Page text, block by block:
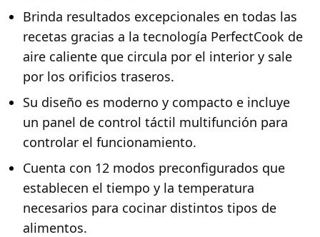
Brinda resultados excepcionales en todas las
recetas gracias a la tecnología PerfectCook de
aire caliente que circula por el interior y sale
por los orificios traseros.
Su diseño es moderno y compacto e incluye
un panel de control táctil multifunción para
controlar el funcionamiento.
Cuenta con 12 modos preconfigurados que
establecen el tiempo y la temperatura
necesarios para cocinar distintos tipos de
alimentos.